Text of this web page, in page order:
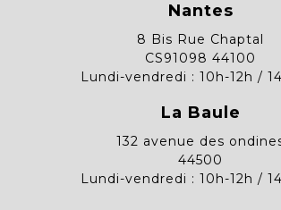
Nantes
8 Bis Rue Chaptal
CS91098 44100
Lundi-vendredi : 10h-12h /
La Baule
132 avenue des
44500
Lundi-vendredi : 10h-12h /